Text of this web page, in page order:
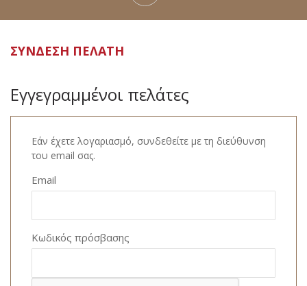
ΣΎΝΔΕΣΗ ΠΕΛΆΤΗ
Εγγεγραμμένοι πελάτες
Εάν έχετε λογαριασμό, συνδεθείτε με τη διεύθυνση
του email σας.
Email
Κωδικός πρόσβασης